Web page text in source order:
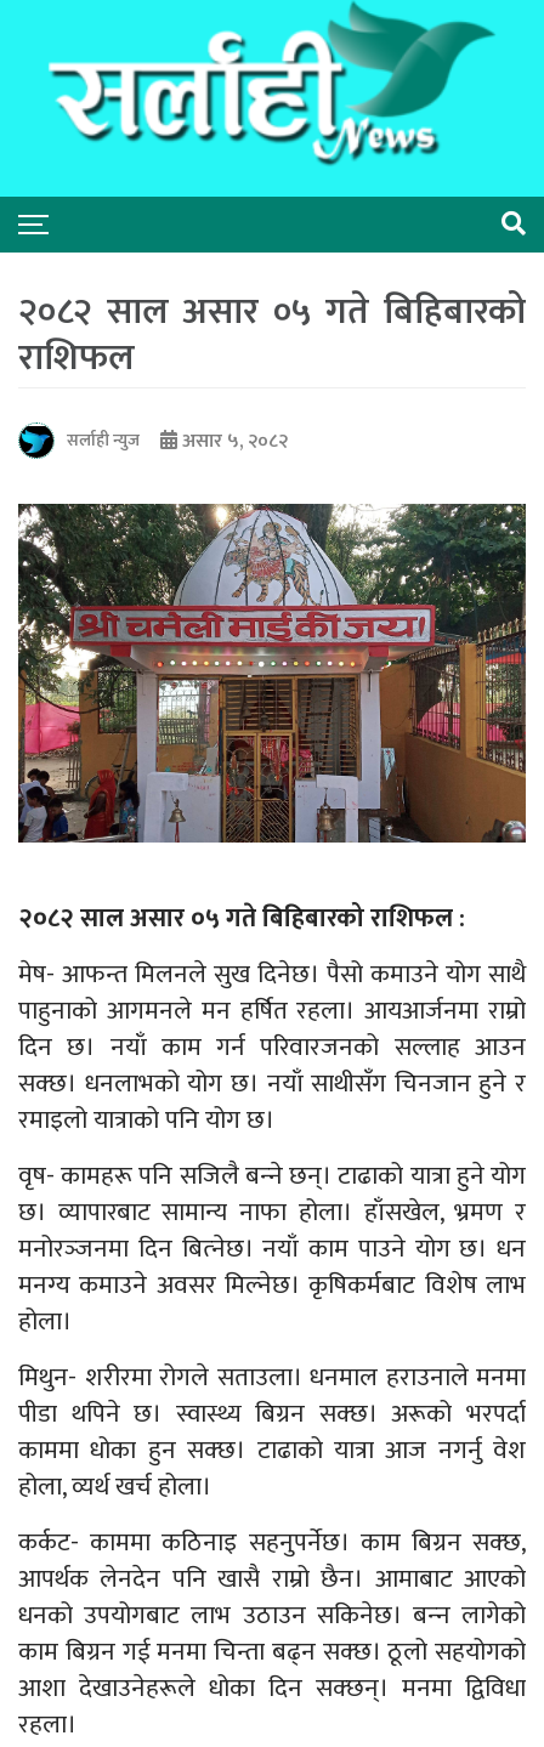
२०८२ साल असार ०५ गते बिहिबारको
राशिफल
सर्लाही न्युज असार ५, २०८२
२०८२ साल असार ०५ गते बिहिबारको राशिफल :
मेष- आफन्त मिलनले सुख दिनेछ। पैसो कमाउने योग साथै
पाहुनाको आगमनले मन हर्षित रहला। आयआर्जनमा राम्रो
दिन छ। नयाँ काम गर्न परिवारजनको सल्लाह आउन
सक्छ। धनलाभको योग छ। नयाँ साथीसँग चिनजान हुने र
रमाइलो यात्राको पनि योग छ।
वृष- कामहरू पनि सजिलै बन्‍ने छन्। टाढाको यात्रा हुने योग
छ। व्यापारबाट सामान्य नाफा होला। हाँसखेल, भ्रमण र
मनोरञ्‍जनमा दिन बित्‍नेछ। नयाँ काम पाउने योग छ। धन
मनग्य कमाउने अवसर मिल्नेछ। कृषिकर्मबाट विशेष लाभ
होला।
मिथुन- शरीरमा रोगले सताउला। धनमाल हराउनाले मनमा
पीडा थपिने छ। स्वास्थ्य बिग्रन सक्छ। अरूको भरपर्दा
काममा धोका हुन सक्छ। टाढाको यात्रा आज नगर्नु वेश
होला, व्यर्थ खर्च होला।
कर्कट- काममा कठिनाइ सहनुपर्नेछ। काम बिग्रन सक्छ,
आपर्थक लेनदेन पनि खासै राम्रो छैन। आमाबाट आएको
धनको उपयोगबाट लाभ उठाउन सकिनेछ। बन्‍न लागेको
काम बिग्रन गई मनमा चिन्ता बढ्न सक्छ। ठूलो सहयोगको
आशा देखाउनेहरूले धोका दिन सक्छन्। मनमा द्विविधा
रहला।